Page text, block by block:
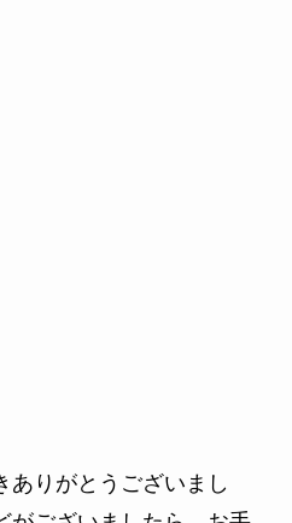
ありがとうございまし